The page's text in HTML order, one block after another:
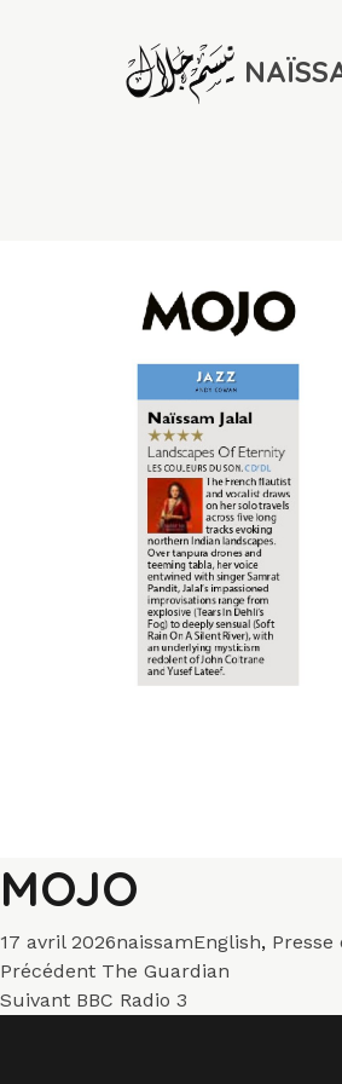
MOJO
Publié
le
17 avril 2026Auteur
naissamCatégories
English, Presse
Navigation
de
Précédent Article
précédent :
The Guardian
Suivant Article
BBC Radio 3